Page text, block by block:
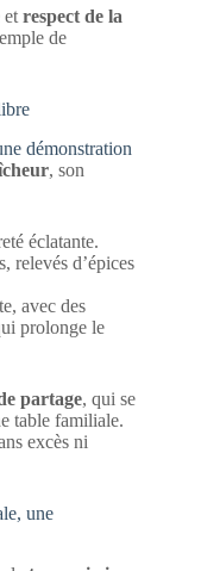
et respect de la
de
démonstration
, son
éclatante.
relevés d’épices
avec des
prolonge le
partage, qui se
table familiale.
excès ni
une